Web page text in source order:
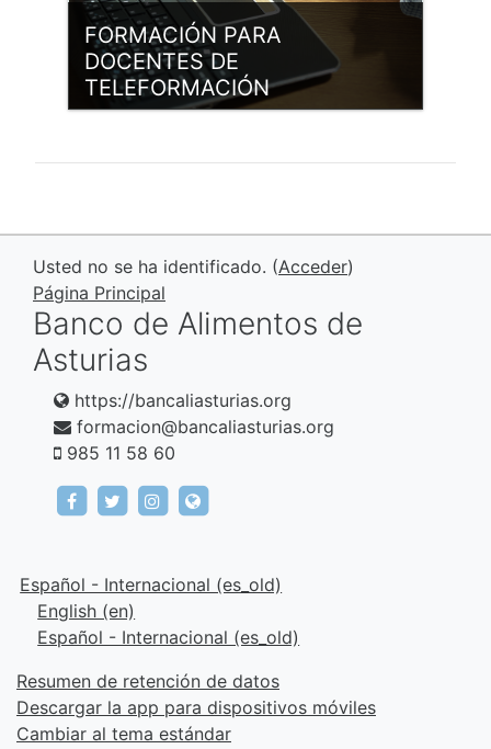
FORMACIÓN PARA
DOCENTES DE
TELEFORMACIÓN
Fernández
Profesor: Carla Martínez Vázquez
Usted no se ha identificado. (Acceder)
Página Principal
Banco de Alimentos de
Asturias
https://bancaliasturias.org
formacion@bancaliasturias.org
985 11 58 60
https://www.facebook.com/
https://twitter.com/bancaliasturias
https://www.instagram.com/
Español - Internacional ‎(es_old)‎
English ‎(en)‎
Español - Internacional ‎(es_old)‎
Resumen de retención de datos
Descargar la app para dispositivos móviles
Cambiar al tema estándar